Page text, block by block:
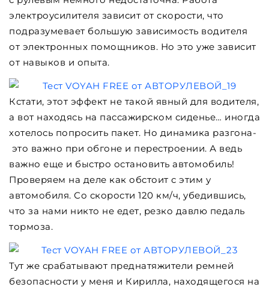
электроусилителя зависит от скорости, что
подразумевает большую зависимость водителя
от электронных помощников. Но это уже зависит
от навыков и опыта.
Кстати, этот эффект не такой явный для водителя,
а вот находясь на пассажирском сиденье… иногда
хотелось попросить пакет. Но динамика разгона-
это важно при обгоне и перестроении. А ведь
важно еще и быстро остановить автомобиль!
Проверяем на деле как обстоит с этим у
автомобиля. Со скорости 120 км/ч, убедившись,
что за нами никто не едет, резко давлю педаль
тормоза.
Тут же срабатывают преднатяжители ремней
безопасности у меня и Кирилла, находящегося на